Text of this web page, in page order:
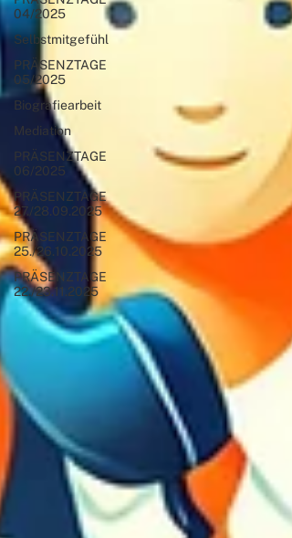
04/2025
Selbstmitgefühl
PRÄSENZTAGE
05/2025
Biografiearbeit
Mediation
PRÄSENZTAGE
06/2025
PRÄSENZTAGE
27./28.09.2025
PRÄSENZTAGE
25./26.10.2025
PRÄSENZTAGE
22./23.11.2025